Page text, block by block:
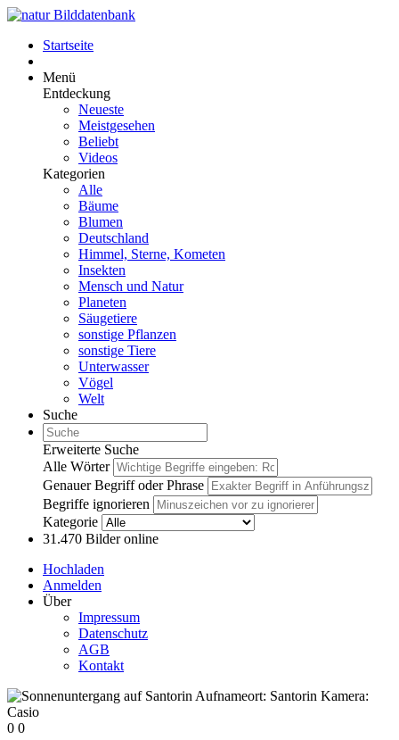
Startseite
Menü
Entdeckung
Neueste
Meistgesehen
Beliebt
Videos
Kategorien
Alle
Bäume
Blumen
Deutschland
Himmel, Sterne, Kometen
Insekten
Mensch und Natur
Planeten
Säugetiere
sonstige Pflanzen
sonstige Tiere
Unterwasser
Vögel
Welt
Suche
Erweiterte Suche
Alle Wörter
Genauer Begriff oder Phrase
Begriffe ignorieren
Kategorie
31.470 Bilder online
Hochladen
Anmelden
Über
Impressum
Datenschutz
AGB
Kontakt
0 0